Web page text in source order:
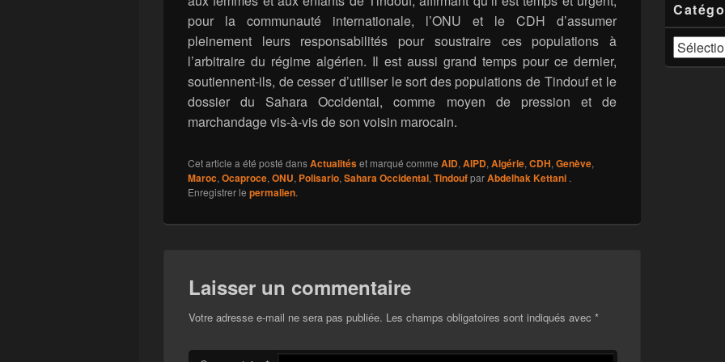
pour la communauté internationale, l’ONU et le CDH d’assumer
pleinement leurs responsabilités pour soustraire ces populations à
l’arbitraire du régime algérien. Il est aussi grand temps pour ce dernier,
soutiennent-ils, de cesser d’utiliser le sort des populations de Tindouf et le
dossier du Sahara Occidental, comme moyen de pression et de
marchandage vis-à-vis de son voisin marocain.
Cet article a été posté dansActualitéset marqué comme AID, AIPD, Algérie, CDH, Genève,
Maroc, Ocaproce, ONU, Polisario, Sahara Occidental, TindoufparAbdelhak Kettani .
Enregistrer le permalien.
Laisser un commentaire
Votre adresse e-mail ne sera pas publiée. Les champs obligatoires sont indiqués avec *
Catégories